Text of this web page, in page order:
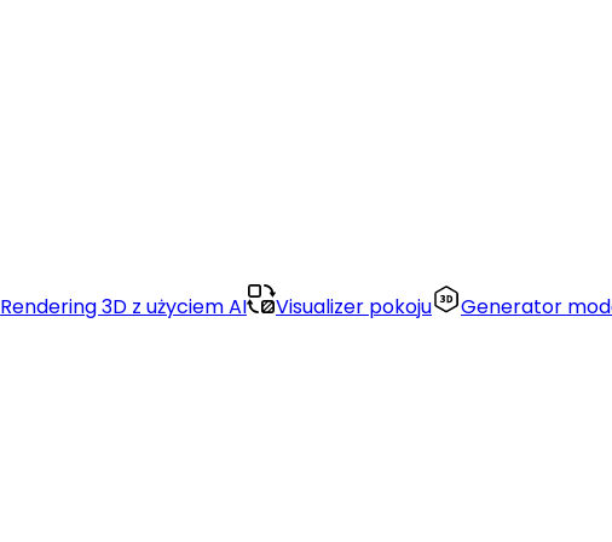
Rendering 3D z użyciem AI Visualizer pokoju Generator